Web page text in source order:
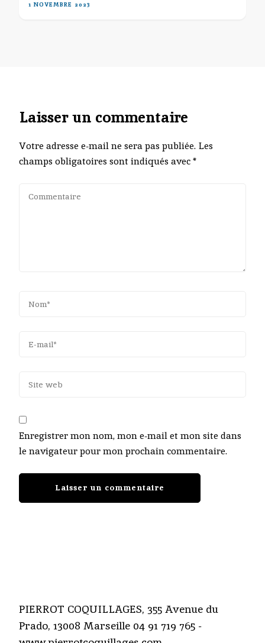
1 NOVEMBRE 2023
Laisser un commentaire
Votre adresse e-mail ne sera pas publiée. Les
champs obligatoires sont indiqués avec*
Enregistrer mon nom, mon e-mail et mon site dans
le navigateur pour mon prochain commentaire.
PIERROT COQUILLAGES, 355 Avenue du
Prado, 13008 Marseille 04 91 719 765 -